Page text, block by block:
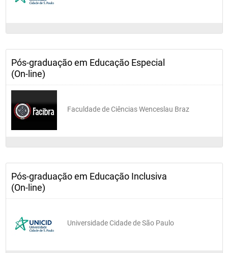
Pós-graduação em Educação Especial
(On-line)
Faculdade de Ciências Wenceslau Braz
Pós-graduação em Educação Inclusiva
(On-line)
Universidade Cidade de São Paulo